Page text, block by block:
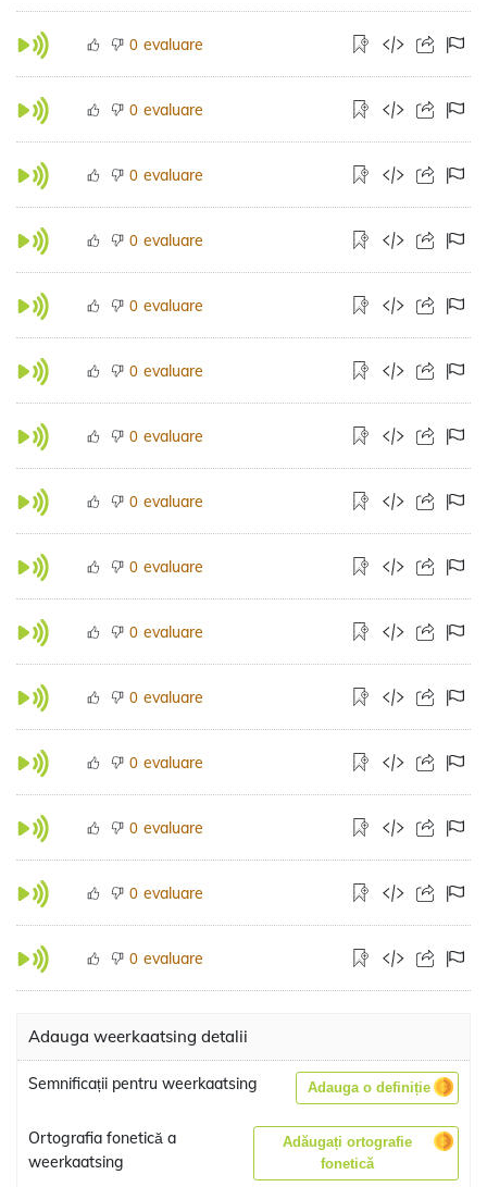
0 evaluare
0 evaluare
0 evaluare
0 evaluare
0 evaluare
0 evaluare
0 evaluare
0 evaluare
0 evaluare
0 evaluare
0 evaluare
0 evaluare
0 evaluare
0 evaluare
0 evaluare
Adauga weerkaatsing detalii
Semnificații pentru weerkaatsing Adauga o definiție
Ortografia fonetică a
weerkaatsing
Adăugați ortografie
fonetică